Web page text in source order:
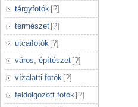
tárgyfotók [?]
természet [?]
utcaifotók [?]
város, építészet [?]
vízalatti fotók [?]
feldolgozott fotók [?]